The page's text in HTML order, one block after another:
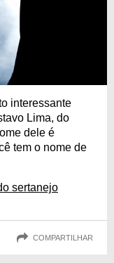
interessante
Lima, do
dele é
tem o nome de
sertanejo
COMPARTILHAR